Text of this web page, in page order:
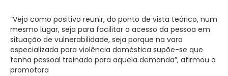
“Vejo como positivo reunir, do ponto de vista teórico, num
mesmo lugar, seja para facilitar o acesso da pessoa em
situação de vulnerabilidade, seja porque na vara
especializada para violência doméstica supõe-se que
tenha pessoal treinado para aquela demanda”, afirmou a
promotora